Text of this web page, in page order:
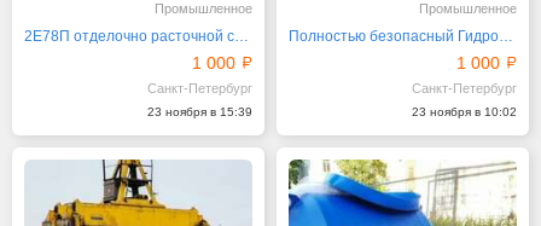
Промышленное
2Е78П отделочно расточной станок
1 000
Санкт-Петербург
23 ноября в 15:39
Промышленное
Полностью безопасный Гидропривод двойного действия
1 000
Санкт-Петербург
23 ноября в 10:02